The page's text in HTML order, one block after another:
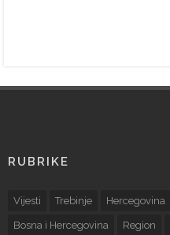
RUBRIKE
Vijesti Trebinje Hercegovina
Bosna i Hercegovina Region